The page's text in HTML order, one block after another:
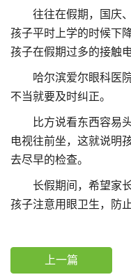
往往在假期，国庆、
孩子平时上学的时候下
孩子在假期过多的接触
哈尔滨爱尔眼科医院
不当就要及时纠正。
比方说看东西容易头
电视往前坐，这就说明
去尽早的检查。
长假期间，希望家长
孩子注意用眼卫生，防
上一篇